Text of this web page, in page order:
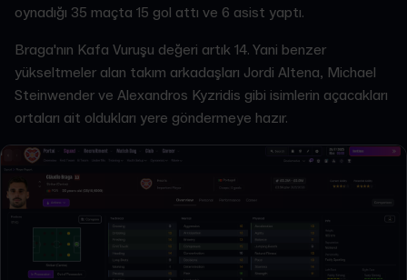
oynadığı 35 maçta 15 gol attı ve 6 asist yaptı.
Braga'nın Kafa Vuruşu değeri artık 14. Yani benzer
yükseltmeler alan takım arkadaşları Jordi Altena, Michael
Steinwender ve Alexandros Kyzridis gibi isimlerin açacakları
ortaları ait oldukları yere göndermeye hazır.